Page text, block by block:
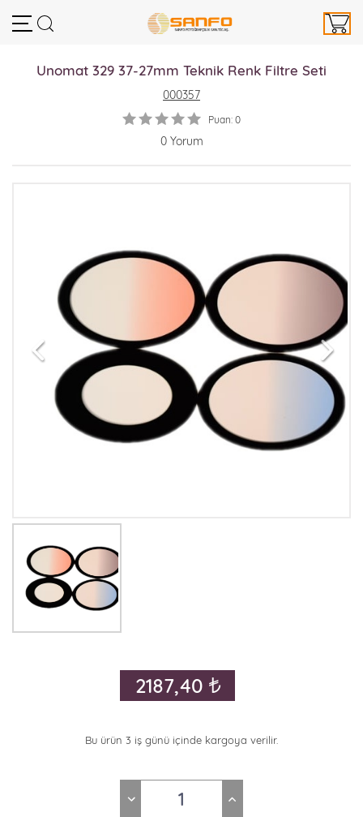
Unomat 329 37-27mm Teknik Renk Filtre Seti
000357
Puan: 0
0 Yorum
2187,40
Bu ürün 3 iş günü içinde kargoya verilir.